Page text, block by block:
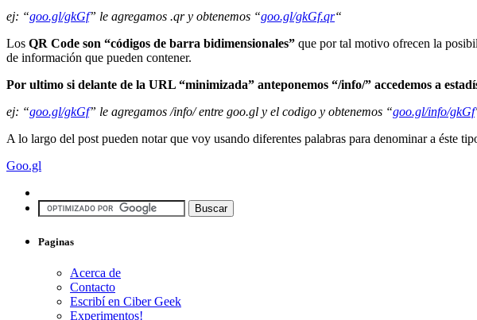
ej: “goo.gl/gkGf” le agregamos .qr y obtenemos “goo.gl/gkGf.qr“
Los QR Code son “códigos de barra bidimensionales” que por tal motivo ofrecen la
de información que pueden contener.
Por ultimo si delante de la URL “minimizada” anteponemos “/info/” accedemos a
ej: “goo.gl/gkGf” le agregamos /info/ entre goo.gl y el codigo y obtenemos “goo.gl/info/gkGf
A lo largo del post pueden notar que voy usando diferentes palabras para denominar a éste
Goo.gl
Paginas
Acerca de
Contacto
Escribí en Ciber Geek
Experimentos!